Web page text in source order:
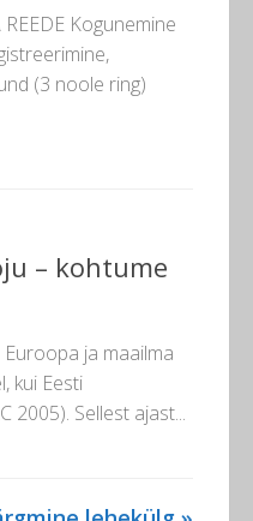
Kogunemine
(3 noole ring)
– kohtume
ja maailma
kui Eesti
2005). Sellest ajast...